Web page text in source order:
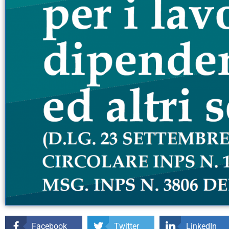
Facebook Twitter LinkedIn